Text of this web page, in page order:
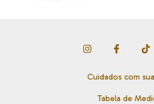
Cuidados com
Tabela de